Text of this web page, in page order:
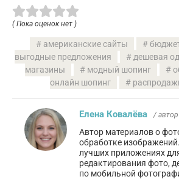
( Пока оценок нет )
американские сайты
выгодные предложения
дешевая
магазины
модный шопинг
онлайн шопинг
Елена Ковалёва / автор
Автор материалов о
обработке
лучших приложениях
редактирования фото,
по мобильной